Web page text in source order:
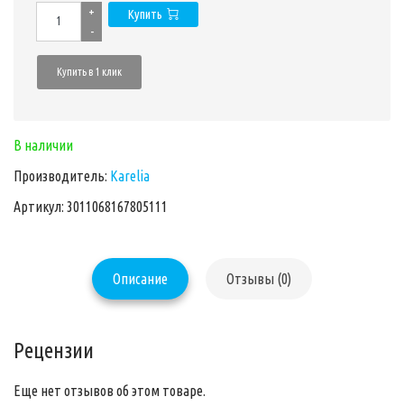
+
-
Купить
Купить в 1 клик
В наличии
Производитель: Karelia
Артикул: 3011068167805111
Описание Отзывы (0)
Рецензии
Еще нет отзывов об этом товаре.